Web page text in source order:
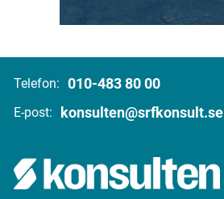
Telefon: 010-483 80 00
E-post: konsulten@srfkonsult.se